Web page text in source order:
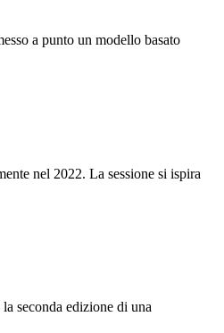
a punto un modello basato
nel 2022. La sessione si ispira
seconda edizione di una